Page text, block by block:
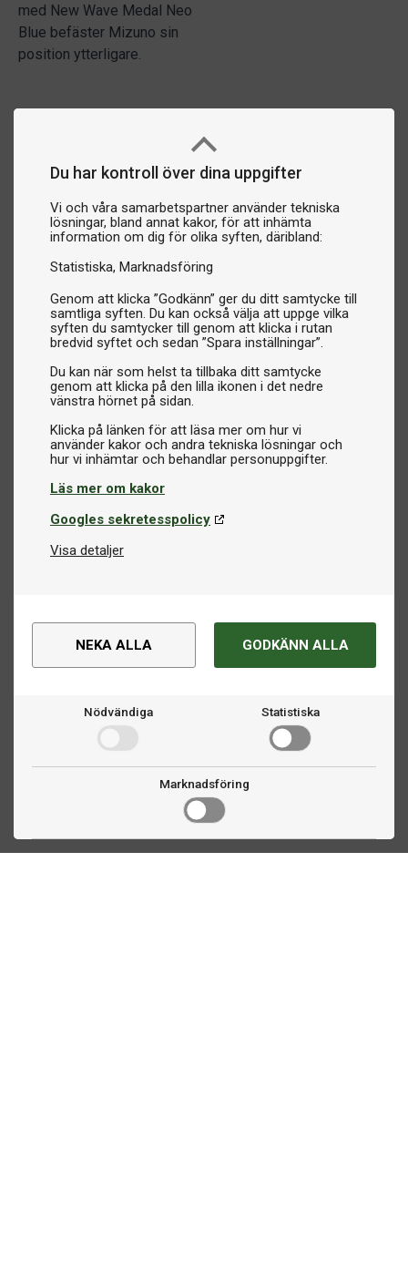
Du har kontroll över dina uppgifter
Vi och våra samarbetspartner använder tekniska
lösningar, bland annat kakor, för att inhämta
information om dig för olika syften, däribland:
Statistiska Marknadsföring
Genom att klicka ”Godkänn” ger du ditt samtycke till
samtliga syften. Du kan också välja att uppge vilka
syften du samtycker till genom att klicka i rutan
bredvid syftet och sedan ”Spara inställningar”.
Du kan när som helst ta tillbaka ditt samtycke
genom att klicka på den lilla ikonen i det nedre
vänstra hörnet på sidan.
Klicka på länken för att läsa mer om hur vi
använder kakor och andra tekniska lösningar och
Läs mer om kakor
Googles sekretesspolicy
Visa detaljer
NEKA ALLA GODKÄNN ALLA
Nödvändiga Statistiska
Marknadsföring
med New Wave Medal Neo
Blue befäster Mizuno sin
position ytterligare.